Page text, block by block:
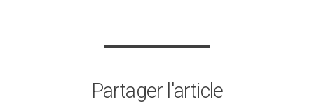
Partager l'article